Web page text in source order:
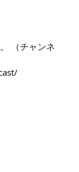
（チャンネ